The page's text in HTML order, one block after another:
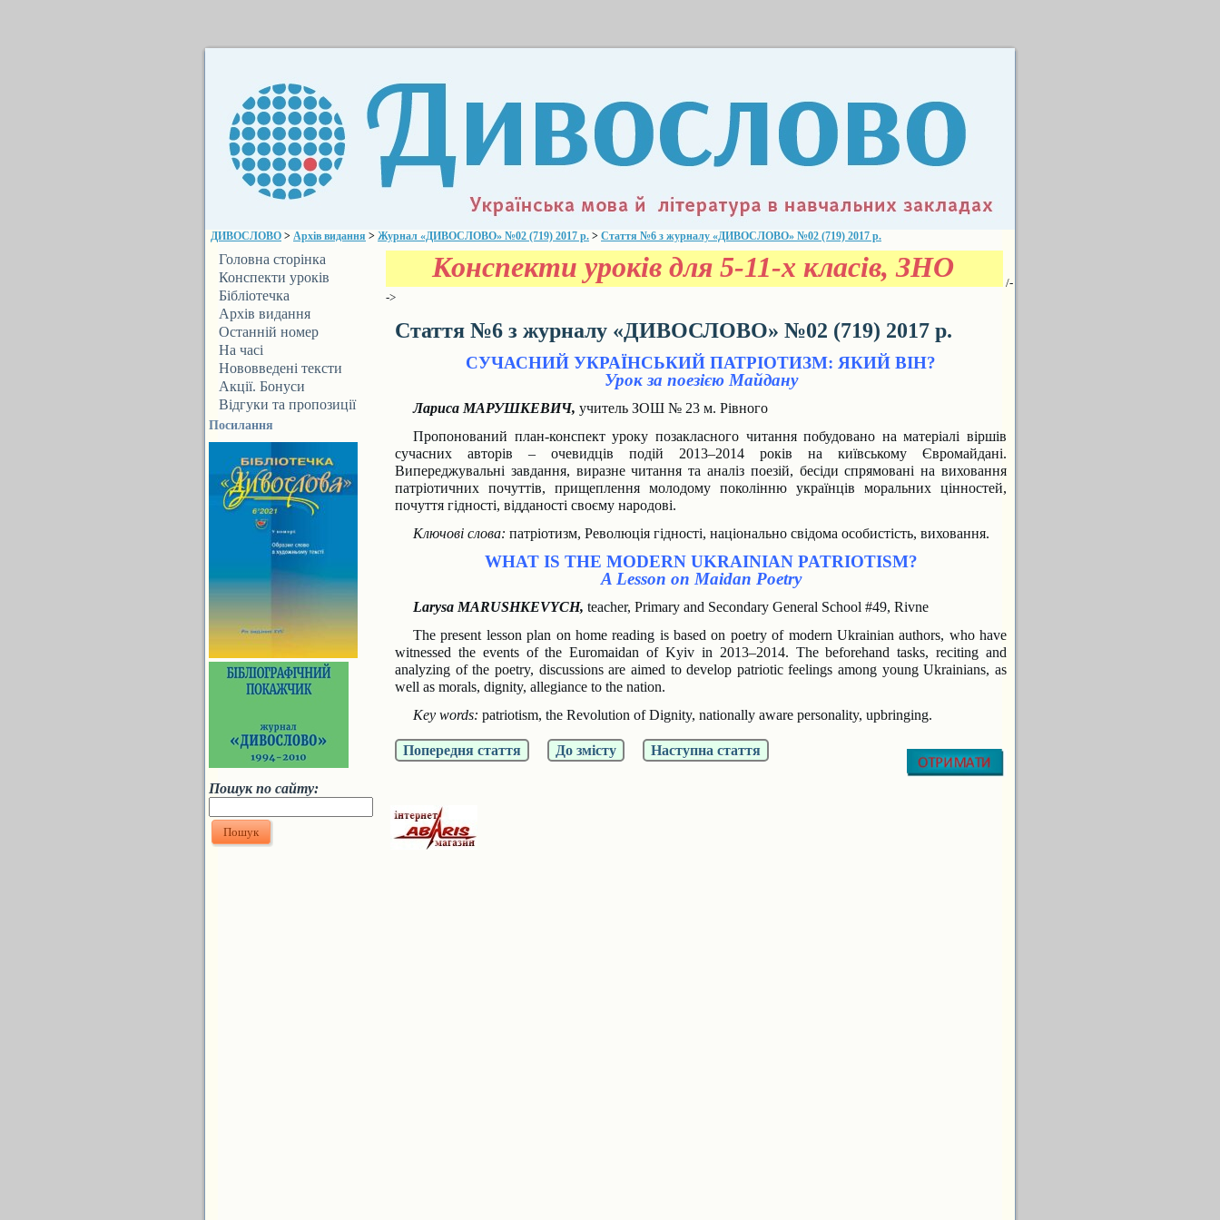
ДИВОСЛОВО > Архів видання > Журнал «ДИВОСЛОВО» №02 (719) 2017 р. > Стаття №6 з журналу «ДИВОСЛОВО» №02 (719) 2017 р.
Головна сторінка
Конспекти уроків
Бібліотечка
ДИВОСЛОВА
Архів видання
Останній номер
На часі
Нововведені тексти
Акції. Бонуси
Відгуки та пропозиції
Посилання
Пошук по сайту:
Конспекти уроків для 5-11-х класів, ЗНО
/-
->
Стаття №6 з журналу «ДИВОСЛОВО» №02 (719) 2017 р.
СУЧАСНИЙ УКРАЇНСЬКИЙ ПАТРІОТИЗМ: ЯКИЙ ВІН?
Урок за поезією Майдану
Лариса МАРУШКЕВИЧ, учитель ЗОШ № 23 м. Рівного
Пропонований план-конспект уроку позакласного читання побудовано на матеріалі віршів
сучасних авторів – очевидців подій 2013–2014 років на київському Євромайдані.
Випереджувальні завдання, виразне читання та аналіз поезій, бесідиспрямовані на виховання
патріотичних почуттів, прищеплення молодому поколінню українців моральних цінностей,
почуття гідності, відданості своєму народові.
Ключові слова: патріотизм, Революція гідності, національно свідома особистість, виховання.
WHAT IS THE MODERN UKRAINIAN PATRIOTISM?
A Lesson on Maidan Poetry
Larysa MARUSHKEVYCH, teacher, Primary and Secondary General School #49, Rivne
The present lesson plan on home reading is based on poetry of modern Ukrainian authors, who have
witnessed the events ofthe Euromaidan of Kyiv in 2013–2014. The beforehand tasks, reciting and
analyzing of the poetry, discussions are aimed to develop patriotic feelings among young Ukrainians, as
well as morals, dignity, allegiance to the nation.
Key words: patriotism, the Revolution of Dignity, nationally aware personality, upbringing.
Попередня стаття До змісту Наступна стаття